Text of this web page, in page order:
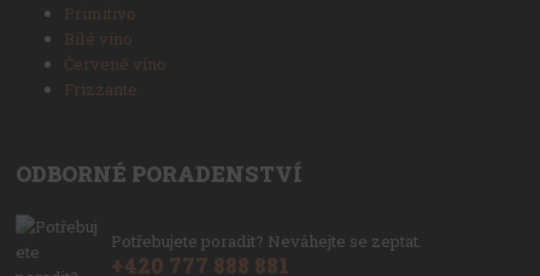
Primitivo
Bílé víno
Červené víno
Frizzante
ODBORNÉ PORADENSTVÍ
Potřebujete poradit? Neváhejte se zeptat.
+420 777 888 881